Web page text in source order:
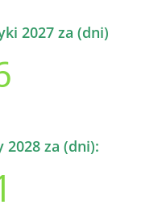
2027 za (dni)
za (dni):